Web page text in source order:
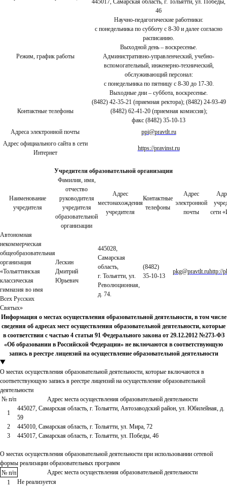
445017, Самарская область, г. Тольятти, ул. Победы,
46
Режим, график работы
Научно-педагогические работники:
с понедельника по субботу с 8-30 и далее согласно
расписанию.
Выходной день – воскресенье.
Административно-управленческий, учебно-
вспомогательный, инженерно-технический,
обслуживающий персонал:
с понедельника по пятницу с 8-30 до 17-30.
Выходные дни – суббота, воскресенье.
Контактные телефоны
(8482) 42-35-21 (приемная ректора); (8482) 24-93-49
(8482) 62-41-20 (приемная комиссия);
факс (8482) 35-10-13
Адреса электронной почты
ppi@pravtlt.ru
Адрес официального сайта в сети
Интернет
https://pravinst.ru
Учредители образовательной организации
Наименование
учредителя
Фамилия, имя,
отчество
руководителя
учредителя
образовательной
организации
Адрес
местонахождения
учредителя
Контактные
телефоны
Адрес
электронной
почты
сети
Автономная
некоммерческая
общеобразовательная
организация
«Тольяттинская
классическая
гимназия во имя
Всех Русских
Святых»
Лескин
Дмитрий
Юрьевич
445028,
Самарская
область,
г. Тольятти, ул.
Революционная,
д. 74.
(8482)
35-10-13
pkg@pravtlt.ruhttp://
Информация о местах осуществления образовательной деятельности, в том числе
сведения об адресах мест осуществления образовательной деятельности, которые
в соответствии с частью 4 статьи 91 Федерального закона от 29.12.2012 №273-ФЗ
«Об образовании в Российской Федерации» не включаются в соответствующую
запись в реестре лицензий на осуществление образовательной деятельности
О местах осуществления образовательной деятельности, которые включаются в
соответствующую запись в реестре лицензий на осуществление образовательной
деятельности
№ п/п
Адрес места осуществления образовательной деятельности
1
445027, Самарская область, г. Тольятти, Автозаводский район, ул. Юбилейная, д.
59
2
445010, Самарская область, г. Тольятти, ул. Мира, 72
3
445017, Самарская область, г. Тольятти, ул. Победы, 46
О местах осуществления образовательной деятельности при использовании сетевой
формы реализации образовательных программ
№ п/п
Адрес места осуществления образовательной деятельности
1
Не реализуется